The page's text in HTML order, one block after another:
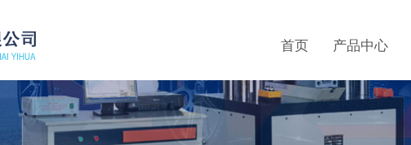
首页 产品中心